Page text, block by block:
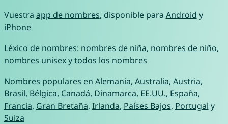
Vuestra app de nombres, disponible para Android y
iPhone
Léxico de nombres: nombres de niña, nombres de niño,
nombres unisexytodos los nombres
Nombres populares en Alemania, Australia, Austria,
Brasil, Bélgica, Canadá, Dinamarca, EE.UU., España,
Francia, Gran Bretaña, Irlanda, Países Bajos, Portugal y
Suiza